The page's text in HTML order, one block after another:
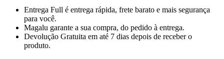
Entrega Full é entrega rápida, frete barato e mais segurança
para você.
Magalu garante a sua compra, do pedido à entrega.
Devolução Gratuita em até 7 dias depois de receber o
produto.